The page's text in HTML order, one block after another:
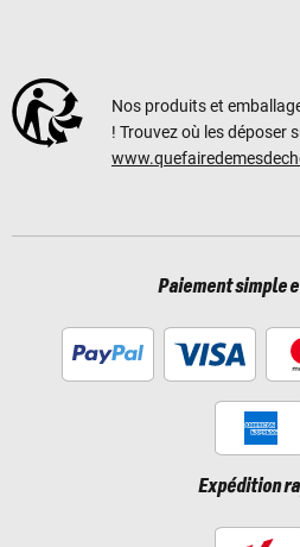
Nos produits et
! Trouvez où les déposer
Paiement simple
Expédition